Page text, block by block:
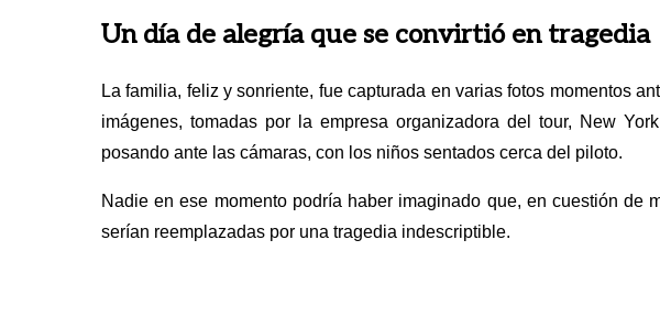
Un día de alegría que se convirtió en tragedia
La familia, feliz y sonriente, fue capturada en varias fotos momentos
imágenes, tomadas por la empresa organizadora del tour, New
posando ante las cámaras, con los niños sentados cerca del piloto.
Nadie en ese momento podría haber imaginado que, en cuestión de
serían reemplazadas por una tragedia indescriptible.